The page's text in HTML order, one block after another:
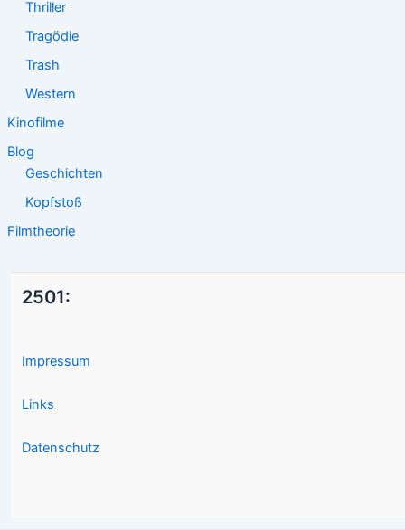
Thriller
Tragödie
Trash
Western
Kinofilme
Blog
Geschichten
Kopfstoß
Filmtheorie
2501:
Impressum
Links
Datenschutz